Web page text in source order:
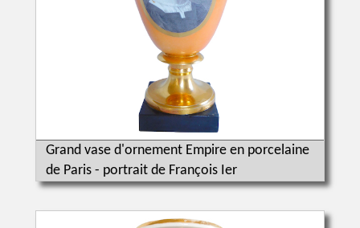
Grand vase d'ornement Empire en porcelaine
de Paris - portrait de François Ier